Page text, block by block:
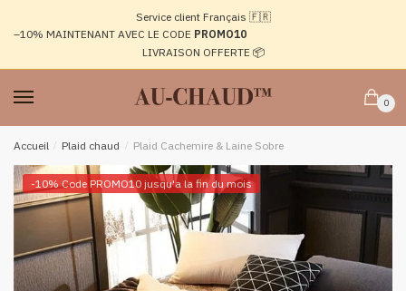
navigation
Service client Français 🇫🇷
–10% MAINTENANT AVEC LE CODE PROMO10
LIVRAISON OFFERTE 📦
0
Accueil / Plaid chaud / Plaid Cachemire & Laine Sobre
-10% Code PROMO10 jusqu'a la fin du mois